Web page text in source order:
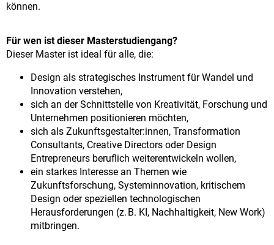
können.
Für wen ist dieser Masterstudiengang?
Dieser Master ist ideal für alle, die:
Design als strategisches Instrument für Wandel und
Innovation verstehen,
sich an der Schnittstelle von Kreativität, Forschung und
Unternehmen positionieren möchten,
sich als Zukunftsgestalter:innen, Transformation
Consultants, Creative Directors oder Design
Entrepreneurs beruflich weiterentwickeln wollen,
ein starkes Interesse an Themen wie
Zukunftsforschung, Systeminnovation, kritischem
Design oder speziellen technologischen
Herausforderungen (z. B. KI, Nachhaltigkeit, New Work)
mitbringen.